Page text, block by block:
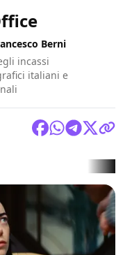
Berni
incassi
italiani e